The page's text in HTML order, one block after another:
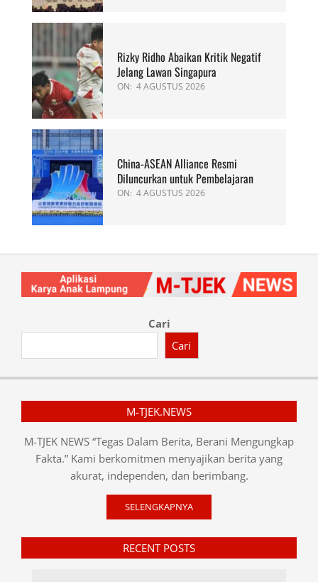
Rizky Ridho Abaikan Kritik Negatif
Jelang Lawan Singapura
ON: 4 AGUSTUS 2026
China-ASEAN Alliance Resmi
Diluncurkan untuk Pembelajaran
ON: 4 AGUSTUS 2026
Cari
Cari
M-TJEK.NEWS
M-TJEK NEWS “Tegas Dalam Berita, Berani Mengungkap
Fakta.” Kami berkomitmen menyajikan berita yang
akurat, independen, dan berimbang.
SELENGKAPNYA
RECENT POSTS